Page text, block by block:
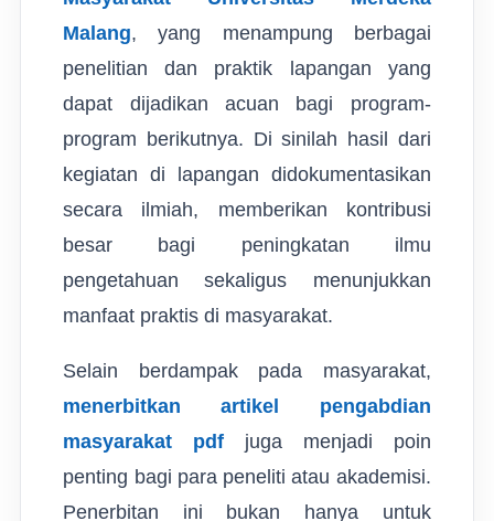
Malang, yang menampung berbagai
penelitian dan praktik lapangan yang
dapat dijadikan acuan bagi program-
program berikutnya. Di sinilah hasil dari
kegiatan di lapangan didokumentasikan
secara ilmiah, memberikan kontribusi
besar bagi peningkatan ilmu
pengetahuan sekaligus menunjukkan
manfaat praktis di masyarakat.
Selain berdampak pada masyarakat,
menerbitkan artikel pengabdian
masyarakat pdf juga menjadi poin
penting bagi para peneliti atau akademisi.
Penerbitan ini bukan hanya untuk